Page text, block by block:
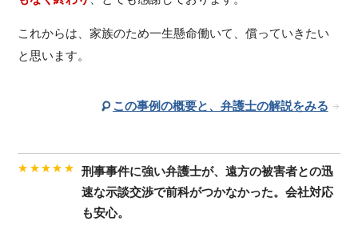
これからは、家族のため一生懸命働いて、償っていきたい
と思います。
この事例の概要と、弁護士の解説をみる
刑事事件に強い弁護士が、遠方の被害者との迅
速な示談交渉で前科がつかなかった。会社対応
も安心。
★★★★★